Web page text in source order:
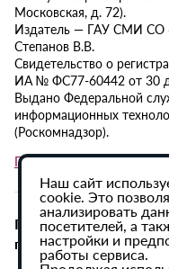
Московская, д. 72).
Издатель — ГАУ СМИ СО
Степанов В.В.
Свидетельство о
ИА № ФС77-60442 от 30
Выдано Федеральной
информационных
(Роскомнадзор).
Политика в отношении
При использовании
гиперссылка на ИА
Наш сайт
cookie. Это
анализировать
посетителей, а
настройки и
работы сервиса.